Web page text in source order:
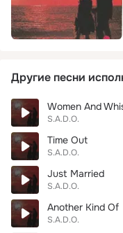
Другие песни
Women And
S.A.D.O.
Time Out
S.A.D.O.
Just Married
S.A.D.O.
Another Kind Of
S.A.D.O.